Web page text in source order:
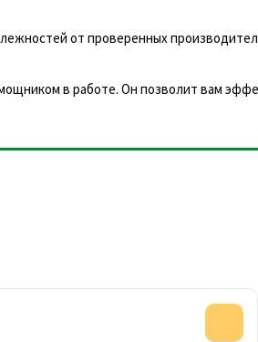
от проверенных
в работе. Он позволит вам